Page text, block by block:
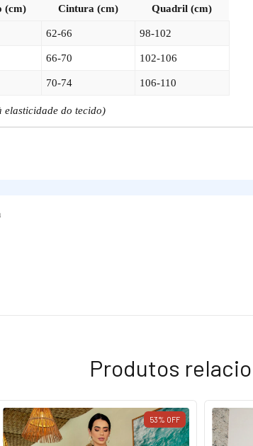
(cm) Cintura (cm) Quadril (cm)
62-66 98-102
66-70 102-106
70-74 106-110
elasticidade do tecido)
Produtos
53% OFF